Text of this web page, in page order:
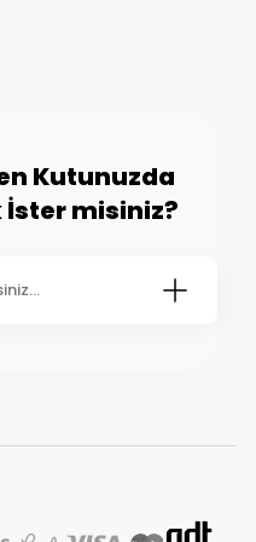
kargoya teslim
bölgelerde
Kutunuzda
İster misiniz?